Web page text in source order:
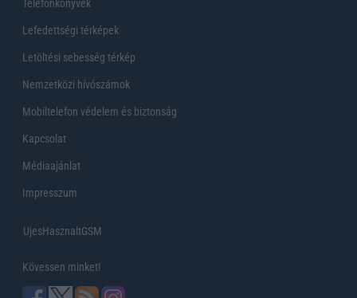
Telefonkönyvek
Lefedettségi térképek
Letöltési sebesség térkép
Nemzetközi hívószámok
Mobiltelefon védelem és biztonság
Kapcsolat
Médiaajánlat
Impresszum
UjesHasznaltGSM
Kövessen minket!